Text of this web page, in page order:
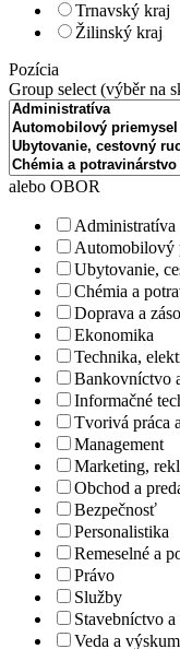
Trnavský kraj
Žilinský kraj
Pozícia
Group select (výběr na
alebo OBOR
Administratíva
Automobilový
Ubytovanie,
Chémia a
Doprava a
Ekonomika
Technika,
Bankovníctvo
Informačné
Tvorivá práca
Management
Marketing,
Obchod a
Bezpečnosť
Personalistika
Remeselné a
Právo
Služby
Stavebníctvo
Veda a výskum